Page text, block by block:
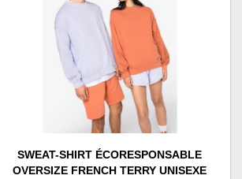
SWEAT-SHIRT ÉCORESPONSABLE
OVERSIZE FRENCH TERRY UNISEXE